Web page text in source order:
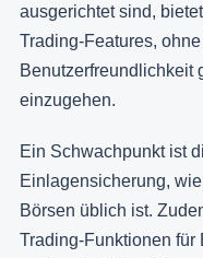
ausgerichtet sind,
Trading-Features,
Benutzerfreundlichkeit
einzugehen.
Ein Schwachpunkt ist
Einlagensicherung,
Börsen üblich ist.
Trading-Funktionen für